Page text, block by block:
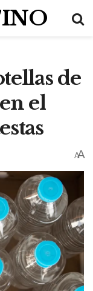
de
el
AA